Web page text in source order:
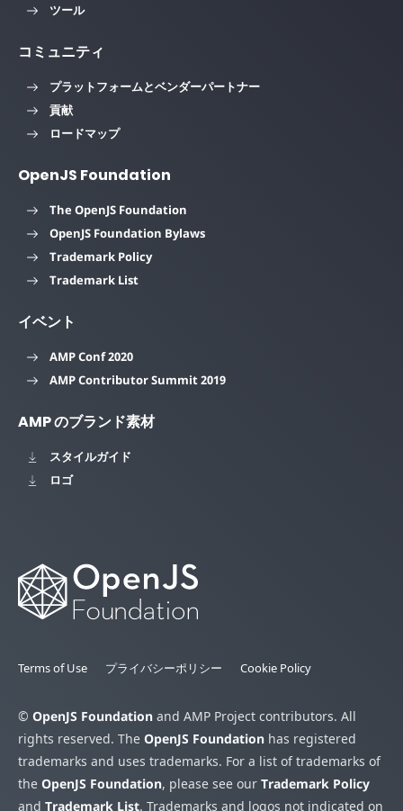
ツール
コミュニティ
プラットフォームとベンダーパートナー
貢献
ロードマップ
OpenJS Foundation
The OpenJS Foundation
OpenJS Foundation Bylaws
Trademark Policy
Trademark List
イベント
AMP Conf 2020
AMP Contributor Summit 2019
AMP のブランド素材
スタイルガイド
ロゴ
Terms of Use プライバシーポリシー Cookie Policy
© OpenJS Foundation and AMP Project contributors. All
rights reserved. The OpenJS Foundation has registered
trademarks and uses trademarks. For a list of trademarks of
the OpenJS Foundation, please see our Trademark Policy
and Trademark List. Trademarks and logos not indicated on